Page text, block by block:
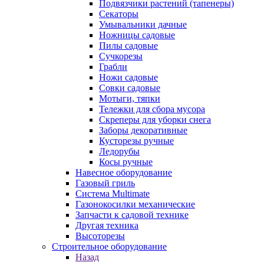
Подвязчики растений (тапенеры)
Секаторы
Умывальники дачные
Ножницы садовые
Пилы садовые
Сучкорезы
Грабли
Ножи садовые
Совки садовые
Мотыги, тяпки
Тележки для сбора мусора
Скреперы для уборки снега
Заборы декоративные
Кусторезы ручные
Ледорубы
Косы ручные
Навесное оборудование
Газовый гриль
Система Multimate
Газонокосилки механические
Запчасти к садовой технике
Другая техника
Высоторезы
Строительное оборудование
Назад